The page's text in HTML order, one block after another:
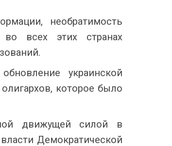
необратимость
всех этих странах
украинской
которое было
движущей силой в
Демократической